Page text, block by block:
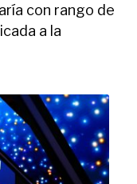
con rango de
a la